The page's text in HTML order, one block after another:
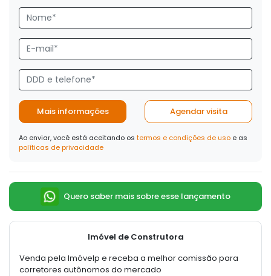
Mais informações Agendar visita
Ao enviar, você está aceitando os termos e condições de uso e as
políticas de privacidade
Quero saber mais sobre esse lançamento
Imóvel de Construtora
Venda pela Imóvelp e receba a melhor comissão para
corretores autônomos do mercado